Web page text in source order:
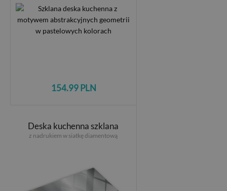
154.99 PLN
Deska kuchenna szklana
z nadrukiem w siatkę diamentową